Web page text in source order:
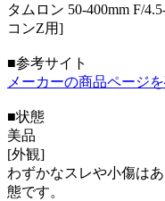
タムロン 50-400mm F/
コンZ用]
■参考サイト
メーカーの商品ページ
■状態
美品
[外観]
わずかなスレや小傷は
態です。